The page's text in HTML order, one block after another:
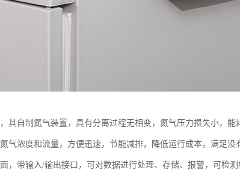
其自制氮气装置，具有分离过程无相变，氮气压力损失小，
气浓度和流量，方便迅速，节能减排，降低运行成本，满足
，带输入/输出接口，可对数据进行处理、存储、报警，可检